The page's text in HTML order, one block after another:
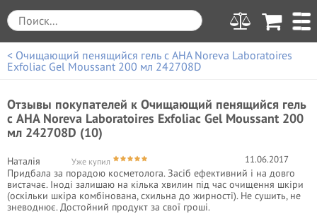
< Очищающий пенящийся гель с AHA Noreva Laboratoires
Exfoliac Gel Moussant 200 мл 242708D
Отзывы покупателей к Очищающий пенящийся гель
с AHA Noreva Laboratoires Exfoliac Gel Moussant 200
мл 242708D (10)
11.06.2017
Наталія Уже купил
Придбала за порадою косметолога. Засіб ефективний і на довго
вистачає. Іноді залишаю на кілька хвилин під час очищення шкіри
(оскільки шкіра комбінована, схильна до жирності). Не сушить, не
зневоднює. Достойний продукт за свої гроші.